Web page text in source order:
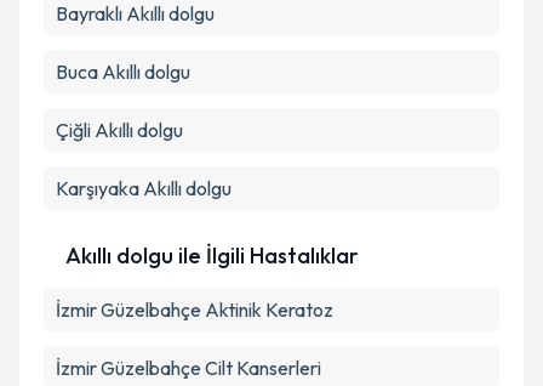
Bayraklı Akıllı dolgu
Buca Akıllı dolgu
Çiğli Akıllı dolgu
Karşıyaka Akıllı dolgu
Akıllı dolgu ile İlgili Hastalıklar
İzmir Güzelbahçe Aktinik Keratoz
İzmir Güzelbahçe Cilt Kanserleri